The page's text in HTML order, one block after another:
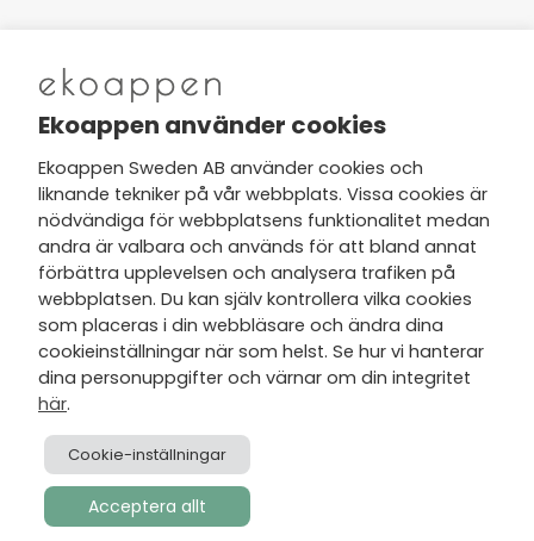
Nytt från Ekoappen
Jag har tagit del av Ekoappens
personuppgifts- och
integritetspolicyoch tar gärna del
av nyheter, hälsotips och exklusiva
erbjudanden via min e-post.
Skapad av
Ekoappen använder cookies
Ekoappen Sweden AB använder cookies och
liknande tekniker på vår webbplats. Vissa cookies är
nödvändiga för webbplatsens funktionalitet medan
andra är valbara och används för att bland annat
förbättra upplevelsen och analysera trafiken på
webbplatsen. Du kan själv kontrollera vilka cookies
som placeras i din webbläsare och ändra dina
cookieinställningar när som helst. Se hur vi hanterar
dina personuppgifter och värnar om din integritet
här.
Cookie-inställningar
Acceptera allt